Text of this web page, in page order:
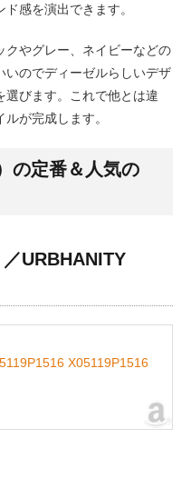
感を演出できます。
クやグレー、ネイビーなどの
いのでディーゼルらしいデザ
選びます。これで他とは違
が完成します。
の定番＆人気の
／URBHANITY
X05119P1516